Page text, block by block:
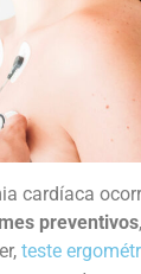
cardíaca
preventivos
teste